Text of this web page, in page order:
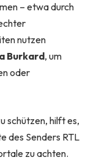
– etwa durch
nutzen
Burkard, um
oder
schützen, hilft es,
des Senders RTL
zu achten.